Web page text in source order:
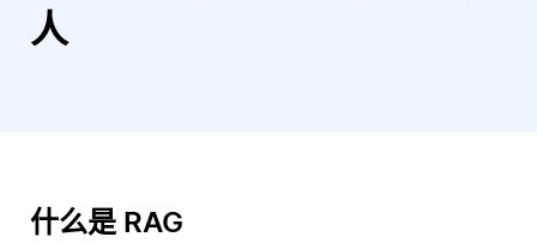
人
什么是 RAG